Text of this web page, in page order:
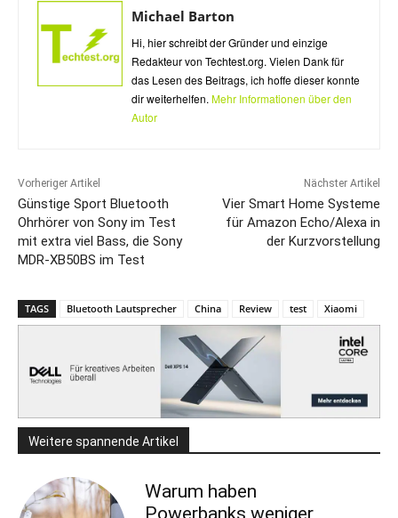
Michael Barton
Hi, hier schreibt der Gründer und einzige
Redakteur von Techtest.org. Vielen Dank für
das Lesen des Beitrags, ich hoffe dieser konnte
dir weiterhelfen. Mehr Informationen über den
Autor
Vorheriger Artikel
Günstige Sport Bluetooth
Ohrhörer von Sony im Test
mit extra viel Bass, die Sony
MDR-XB50BS im Test
Nächster Artikel
Vier Smart Home Systeme
für Amazon Echo/Alexa in
der Kurzvorstellung
TAGS Bluetooth Lautsprecher China Review test Xiaomi
Weitere spannende Artikel
Warum haben
Powerbanks weniger